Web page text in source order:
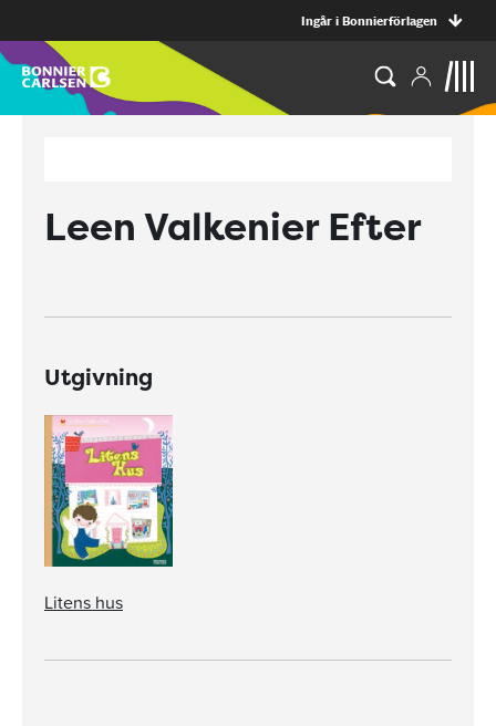
Ingår i Bonnierförlagen
Leen Valkenier Efter
Utgivning
Litens hus